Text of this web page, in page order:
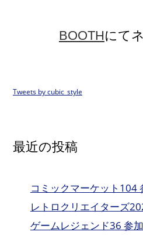
BOOTHにて
Tweets by cubic_style
最近の投稿
コミックマーケット104
レトロクリエイターズ
ゲームレジェンド36 参